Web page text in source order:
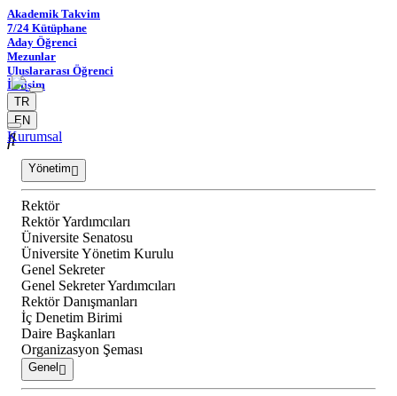
Akademik Takvim
7/24 Kütüphane
Aday Öğrenci
Mezunlar
Uluslararası Öğrenci
İletişim
TR
EN
Kurumsal
Yönetim
Rektör
Rektör Yardımcıları
Üniversite Senatosu
Üniversite Yönetim Kurulu
Genel Sekreter
Genel Sekreter Yardımcıları
Rektör Danışmanları
İç Denetim Birimi
Daire Başkanları
Organizasyon Şeması
Genel